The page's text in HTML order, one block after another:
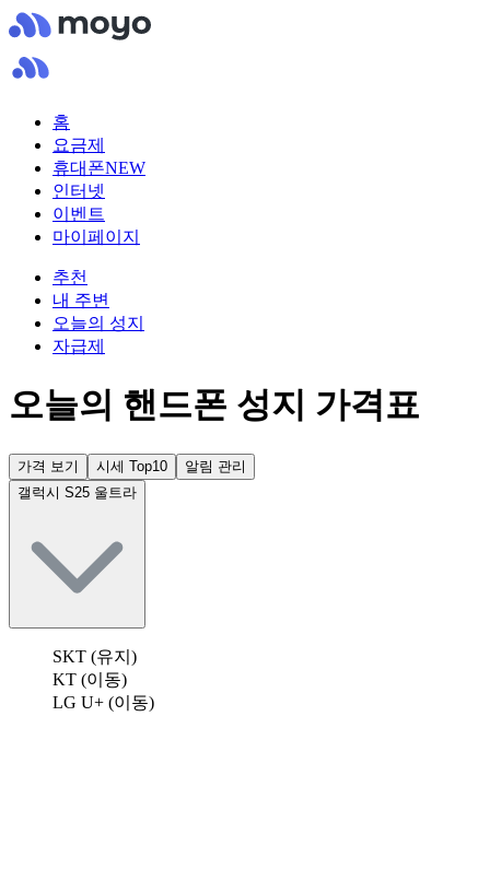
홈
요금제
휴대폰NEW
인터넷
이벤트
마이페이지
추천
내 주변
오늘의 성지
자급제
오늘의 핸드폰 성지 가격표
가격 보기 시세 Top10
알림 관리
갤럭시 S25 울트라
SKT (유지)
KT (이동)
LG U+ (이동)